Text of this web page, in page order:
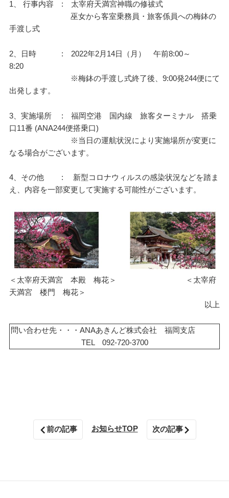
1、 行事内容 : 太宰府天満宮神職の修祓式
巫女から客室乗務員・旅客係員への梅鉢の
手渡し式
2、日時 : 2022年2月14日（月） 午前8:00～
8:20
※梅鉢の手渡し式終了後、9:00発244便にて
出発します。
3、実施場所 : 福岡空港 国内線 旅客ターミナル 搭乗
口11番 (ANA244便搭乗口)
※当日の運航状況により実施場所が変更に
なる場合がございます。
4、その他 : 新型コロナウィルスの感染状況などを踏ま
え、内容を一部変更して実施する可能性がございます。
＜太宰府天満宮 本殿 梅花＞ ＜太宰府
天満宮 楼門 梅花＞
以上
問い合わせ先・・・ANAあきんど株式会社 福岡支店
TEL 092-720-3700
前の記事 お知らせTOP 次の記事